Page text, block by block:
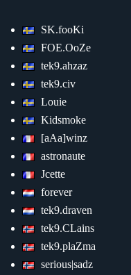
SK.fooKi
FOE.OoZe
tek9.ahzaz
tek9.civ
Louie
Kidsmoke
[aAa]winz
astronaute
Jcette
forever
tek9.draven
tek9.CLains
tek9.plaZma
serious|sadz